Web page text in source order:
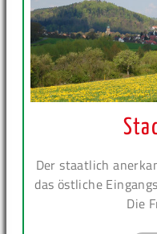
Der staatlich
das östliche
Die